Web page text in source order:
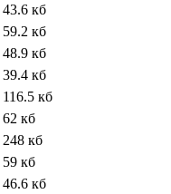
43.6 кб
59.2 кб
48.9 кб
39.4 кб
116.5 кб
62 кб
248 кб
59 кб
46.6 кб